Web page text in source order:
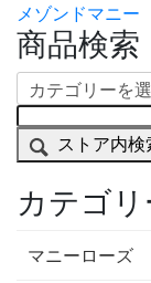
メゾンドマニ
商品検索
ストア内検
カテゴ
マニーローズ